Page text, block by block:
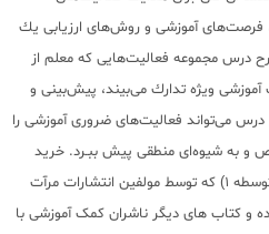
فرصت‌های آموزشی و روش‌های ارزیابی یك
مجموعه فعالیت‌هایی كه معلم از
ویژه تدارك می‌بیند، پیش‌بینی و
می‌تواند فعالیت‌های ضروری آموزشی را
و به شیوه‌ای منطقی پیش ببـرد. خرید
کتاب (طرح درس نیمه ساخته نهم - متوسطه 1) که توسط مولفین انتشارات مرآت
و کتاب های دیگر ناشران کمک آموزشی با